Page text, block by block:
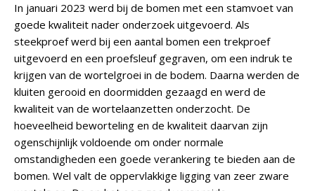
In januari 2023 werd bij de bomen met een stamvoet van
goede kwaliteit nader onderzoek uitgevoerd. Als
steekproef werd bij een aantal bomen een trekproef
uitgevoerd en een proefsleuf gegraven, om een indruk te
krijgen van de wortelgroei in de bodem. Daarna werden de
kluiten gerooid en doormidden gezaagd en werd de
kwaliteit van de wortelaanzetten onderzocht. De
hoeveelheid beworteling en de kwaliteit daarvan zijn
ogenschijnlijk voldoende om onder normale
omstandigheden een goede verankering te bieden aan de
bomen. Wel valt de oppervlakkige ligging van zeer zware